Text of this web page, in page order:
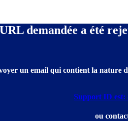
demandée a été
un email qui contient la nature
Support ID est:
ou